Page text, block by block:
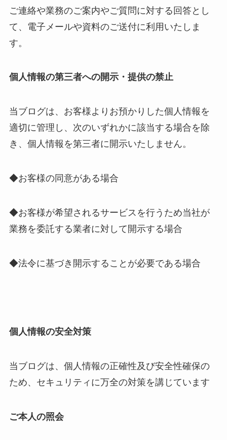
ご連絡や業務のご案内やご質問に対する回答とし
て、電子メールや資料のご送付に利用いたしま
す。
個人情報の第三者への開示・提供の禁止
当ブログは、お客様よりお預かりした個人情報を
適切に管理し、次のいずれかに該当する場合を除
き、個人情報を第三者に開示いたしません。
◆お客様の同意がある場合
◆お客様が希望されるサービスを行うため当社が
業務を委託する業者に対して開示する場合
◆法令に基づき開示することが必要である場合
個人情報の安全対策
当ブログは、個人情報の正確性及び安全性確保の
ため、セキュリティに万全の対策を講じています
ご本人の照会